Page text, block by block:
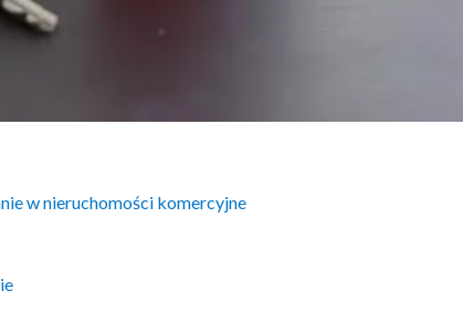
w nieruchomości komercyjne